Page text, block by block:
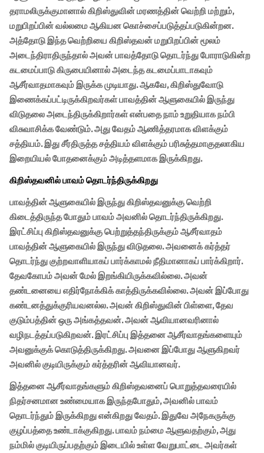
தராமலிருக்குமானால் கிறிஸ்துவின் மரணத்தின் வெற்றி மற்றும்,
மறுபிறப்பின் வல்லமை ஆகியன கொச்சைப்படுத்தப்படுகின்றன.
அத்தோடு இந்த வெற்றியை கிறிஸ்தவன் மறுபிறப்பின் மூலம்
அடைந்திராதிருந்தால் அவன் பாவத்தோடு தொடர்ந்து போராடுகின்ற
கடமைப்பாடு கிருபையினால் அடைந்த கடமைப்பாடாகவும்
ஆசீர்வாதமாகவும் இருக்க முடியாது. ஆகவே, கிறிஸ்துவோடு
இணைக்கப்பட்டிருக்கிறவர்கள் பாவத்தின் ஆளுகையில் இருந்து
விடுதலை அடைந்திருக்கிறார்கள் என்பதை நாம் உறுதியாக நம்பி
விசுவாசிக்க வேண்டும். அது வேதம் ஆணித்தரமாக விளக்கும்
சத்தியம். இது சீர்திருத்த சத்தியம் விளக்கும் பரிசுத்தமாகுதலாகிய
இறையியல் போதனைக்கும் அடித்தளமாக இருக்கிறது.
கிறிஸ்தவனில் பாவம் தொடர்ந்திருக்கிறது
பாவத்தின் ஆளுகையில் இருந்து கிறிஸ்தவனுக்கு வெற்றி
கிடைத்திருந்த போதும் பாவம் அவனில் தொடர்ந்திருக்கிறது.
இரட்சிப்பு கிறிஸ்தவனுக்கு பெற்றுத்தந்திருக்கும் ஆசீர்வாதம்
பாவத்தின் ஆளுகையில் இருந்து விடுதலை. அவனைக் கர்த்தர்
தொடர்ந்து குற்றவாளியாகப் பார்க்காமல் நீதிமானாகப் பார்க்கிறார்.
தேவகோபம் அவன் மேல் இறங்கியிருக்கவில்லை. அவன்
தண்டனையை எதிர்நோக்கிக் காத்திருக்கவில்லை. அவன் இப்போது
கண்டனத்துக்குரியவனல்ல. அவன் கிறிஸ்துவின் பிள்ளை, தேவ
குடும்பத்தின் ஒரு அங்கத்தவன். அவன் ஆவியானவரினால்
வழிநடத்தப்படுகிறவன். இரட்சிப்பு இத்தனை ஆசீர்வாதங்களையும்
அவனுக்குக் கொடுத்திருக்கிறது. அவனை இப்போது ஆளுகிறவர்
அவனில் குடியிருக்கும் கர்த்தரின் ஆவியானவர்.
இத்தனை ஆசீர்வாதங்களும் கிறிஸ்தவனைப் பொறுத்தவரையில்
நிதர்சனமான உண்மையாக இருந்தபோதும், அவனில் பாவம்
தொடர்ந்தும் இருக்கிறது என்கிறது வேதம். இதுவே அநேகருக்கு
குழப்பத்தை உண்டாக்குகிறது. பாவம் நம்மை ஆளுவதற்கும், அது
நம்மில் குடியிருப்பதற்கும் இடையில் உள்ள வேறுபாட்டை அவர்கள்